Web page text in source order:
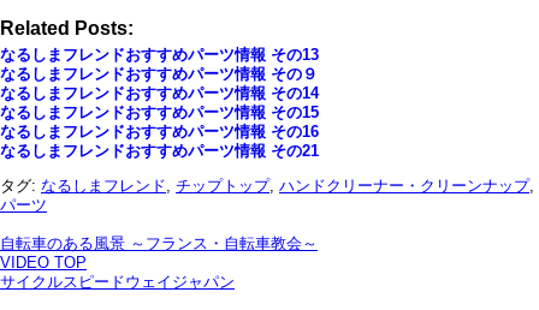
Related Posts:
なるしまフレンドおすすめパーツ情報 その13
なるしまフレンドおすすめパーツ情報 その９
なるしまフレンドおすすめパーツ情報 その14
なるしまフレンドおすすめパーツ情報 その15
なるしまフレンドおすすめパーツ情報 その16
なるしまフレンドおすすめパーツ情報 その21
タグ: なるしまフレンド, チップトップ, ハンドクリーナー・クリーンナップ,
パーツ
自転車のある風景 ～フランス・自転車教会～
VIDEO TOP
サイクルスピードウェイジャパン